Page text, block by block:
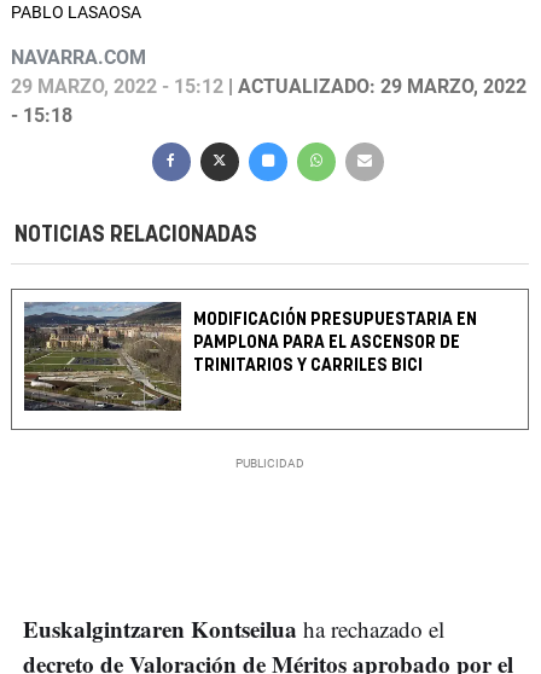
PABLO LASAOSA
NAVARRA.COM
29 MARZO, 2022 - 15:12 | ACTUALIZADO: 29 MARZO, 2022
- 15:18
NOTICIAS RELACIONADAS
MODIFICACIÓN PRESUPUESTARIA EN
PAMPLONA PARA EL ASCENSOR DE
TRINITARIOS Y CARRILES BICI
Euskalgintzaren Kontseilua ha rechazado el
decreto de Valoración de Méritos aprobado por el